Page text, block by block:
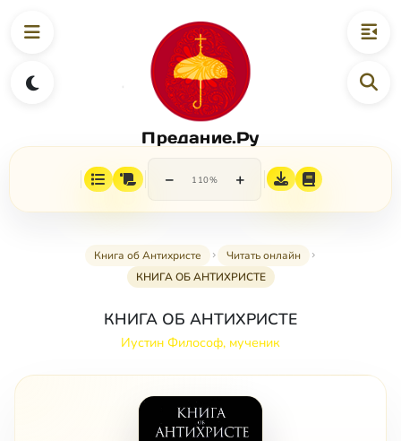
Предание.Ру
− 110% +
Книга об Антихристе
Читать онлайн
КНИГА ОБ АНТИХРИСТЕ
КНИГА ОБ АНТИХРИСТЕ
Иустин Философ, мученик